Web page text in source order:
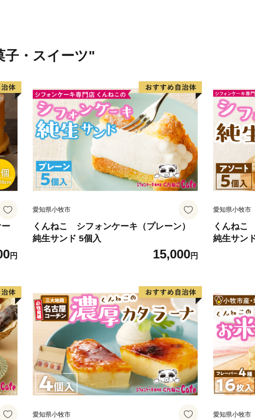
※入金確認後の発送となります。
※生鮮品について、季節・時価によ
ります。
また、気候によって漁獲・収穫時
※季節限定の品の場合、品切れとな
承ください。
品切れとなった場合は、連絡をさ
※配送時期は、あくまで目安となり
ので、ご了承ください。
※お礼の品の発送は、提供元より直
寄附金税額控除に係る申告特例申
しましては、１ヶ月以内を
す。ご了承ください。
※個人情報はふるさと納税に関する
ん。
笠岡市は、ふるさと納税の対象とな
す。
子・スイーツ"
円
愛知県小牧市
くんねこ シフォンケーキ（プレーン）
純生サンド 5個入
15,000円
愛知県小牧市
くんねこ
純生サン
愛知県小牧市 愛知県小牧市